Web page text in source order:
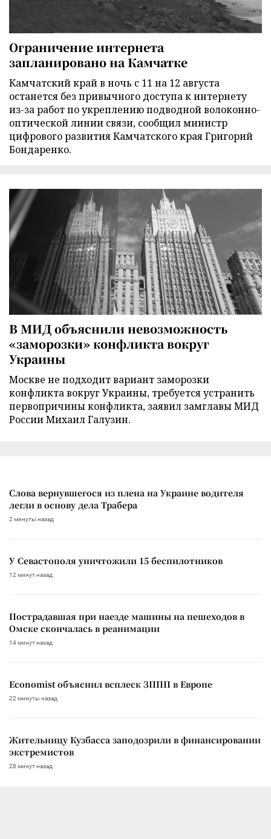
Ограничение интернета
запланировано на Камчатке
Камчатский край в ночь с 11 на 12 августа
останется без привычного доступа к интернету
из-за работ по укреплению подводной волоконно-
оптической линии связи, сообщил министр
цифрового развития Камчатского края Григорий
Бондаренко.
В МИД объяснили невозможность
«заморозки» конфликта вокруг
Украины
Москве не подходит вариант заморозки
конфликта вокруг Украины, требуется устранить
первопричины конфликта, заявил замглавы МИД
России Михаил Галузин.
Слова вернувшегося из плена на Украине водителя
легли в основу дела Трабера
2 минуты назад
У Севастополя уничтожили 15 беспилотников
12 минут назад
Пострадавшая при наезде машины на пешеходов в
Омске скончалась в реанимации
14 минут назад
Economist объяснил всплеск ЗППП в Европе
22 минуты назад
Жительницу Кузбасса заподозрили в финансировании
экстремистов
28 минут назад